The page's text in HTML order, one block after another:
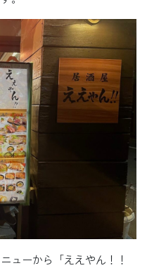
ューから「ええやん！！